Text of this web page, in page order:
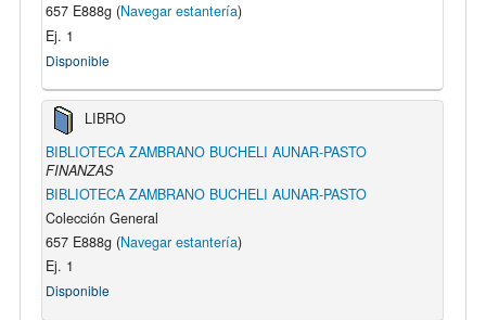
657 E888g (Navegar estantería)
Ej. 1
Disponible
LIBRO
BIBLIOTECA ZAMBRANO BUCHELI AUNAR-PASTO
FINANZAS
BIBLIOTECA ZAMBRANO BUCHELI AUNAR-PASTO
Colección General
657 E888g (Navegar estantería)
Ej. 1
Disponible